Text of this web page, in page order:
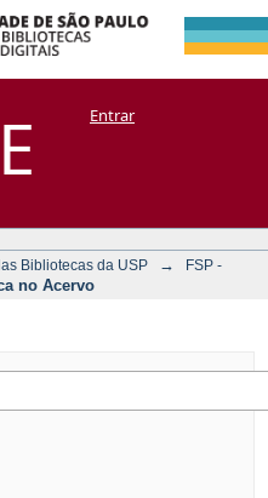
+ CoriscoEntrar
Bibliotecas da USP →
FSP -
no Acervo